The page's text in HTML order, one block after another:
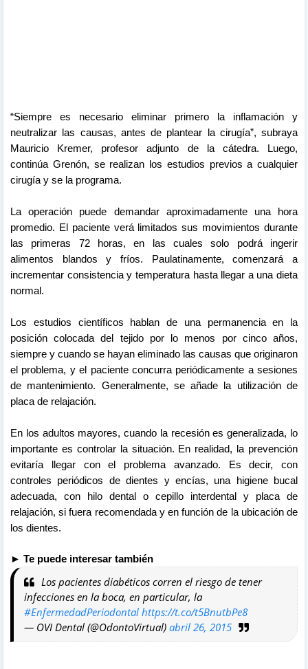
“Siempre es necesario eliminar primero la inflamación y
neutralizar las causas, antes de plantear la cirugía”, subraya
Mauricio Kremer, profesor adjunto de la cátedra. Luego,
continúa Grenón, se realizan los estudios previos a cualquier
cirugía y se la programa.
La operación puede demandar aproximadamente una hora
promedio. El paciente verá limitados sus movimientos durante
las primeras 72 horas, en las cuales solo podrá ingerir
alimentos blandos y fríos. Paulatinamente, comenzará a
incrementar consistencia y temperatura hasta llegar a una dieta
normal.
Los estudios científicos hablan de una permanencia en la
posición colocada del tejido por lo menos por cinco años,
siempre y cuando se hayan eliminado las causas que originaron
el problema, y el paciente concurra periódicamente a sesiones
de mantenimiento. Generalmente, se añade la utilización de
placa de relajación.
En los adultos mayores, cuando la recesión es generalizada, lo
importante es controlar la situación. En realidad, la prevención
evitaría llegar con el problema avanzado. Es decir, con
controles periódicos de dientes y encías, una higiene bucal
adecuada, con hilo dental o cepillo interdental y placa de
relajación, si fuera recomendada y en función de la ubicación de
los dientes.
► Te puede interesar también
Los pacientes diabéticos corren el riesgo de tener
infecciones en la boca, en particular, la
#EnfermedadPeriodontal https://t.co/t5BnutbPe8
— OVI Dental (@OdontoVirtual) abril 26, 2015